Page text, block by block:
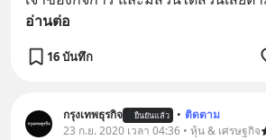
อ่านต่อ
16 บันทึก
กรุงเทพธุรกิจ ยืนยันแล้ว • ติดตาม
23 ก.ย. 2020 เวลา 04:36 • หุ้น & เศรษฐกิจ